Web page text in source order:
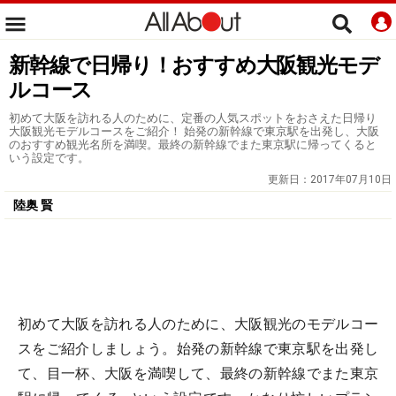
新幹線で日帰り！おすすめ大阪観光モデ
ルコース
初めて大阪を訪れる人のために、定番の人気スポットをおさえた日帰り
大阪観光モデルコースをご紹介！ 始発の新幹線で東京駅を出発し、大阪
のおすすめ観光名所を満喫。最終の新幹線でまた東京駅に帰ってくると
いう設定です。
更新日： 2017年07月10日
陸奥 賢
初めて大阪を訪れる人のために、大阪観光のモデルコー
スをご紹介しましょう。始発の新幹線で東京駅を出発し
て、目一杯、大阪を満喫して、最終の新幹線でまた東京